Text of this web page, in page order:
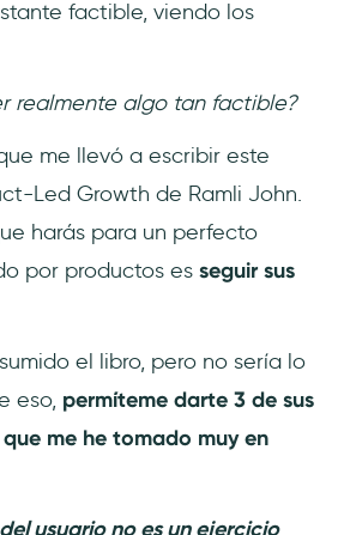
factible, viendo los
realmente algo tan factible?
me llevó a escribir este
Led Growth de Ramli John.
harás para un perfecto
por productos es seguir sus
el libro, pero no sería lo
eso, permíteme darte 3 de sus
me he tomado muy en
usuario no es un ejercicio